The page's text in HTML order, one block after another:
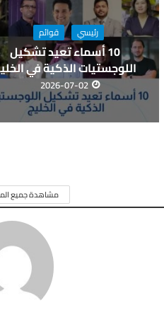
رئيسي قوائم
10 أسماء تعيد تشكيل
اللوجستيات الذكية في
2026-07-02
مشاهدة جميع